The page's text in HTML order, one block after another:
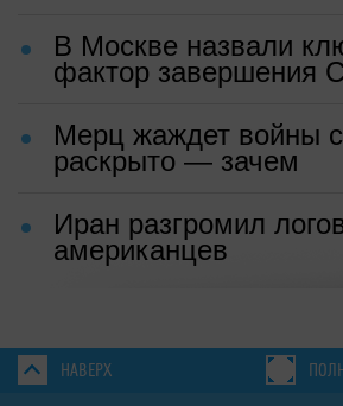
В Москве назвали
фактор завершения
Мерц жаждет войны
раскрыто — зачем
Иран разгромил
американцев
НАВЕРХ